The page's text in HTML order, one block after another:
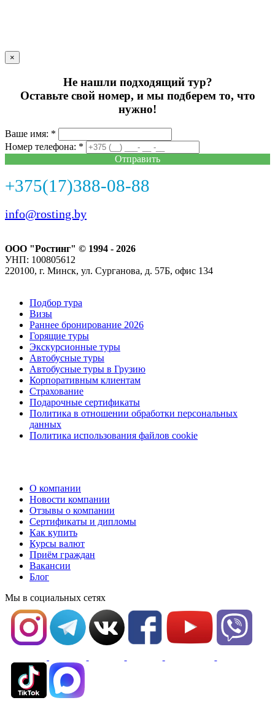
×
Не нашли подходящий тур?
Оставьте свой номер, и мы подберем то, что
нужно!
Ваше имя: *
Номер телефона: *
Отправить
+375(17)388-08-88
info@rosting.by
ООО "Ростинг" © 1994 - 2026
УНП: 100805612
220100, г. Минск, ул. Сурганова, д. 57Б, офис 134
Подбор тура
Визы
Раннее бронирование 2026
Горящие туры
Экскурсионные туры
Автобусные туры
Автобусные туры в Грузию
Корпоративным клиентам
Страхование
Подарочные сертификаты
Политика в отношении обработки персональных
данных
Политика использования файлов cookie
О компании
Новости компании
Отзывы о компании
Сертификаты и дипломы
Как купить
Курсы валют
Приём граждан
Вакансии
Блог
Мы в социальных сетях